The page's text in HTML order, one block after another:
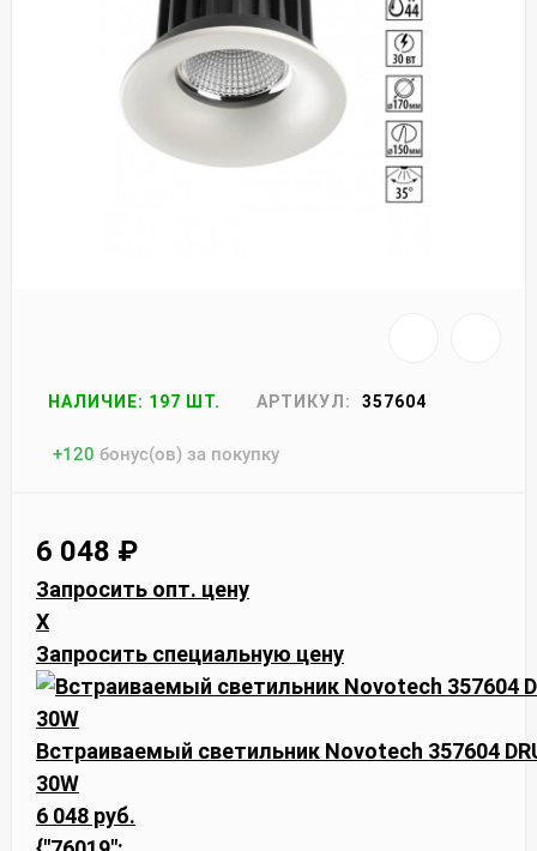
НАЛИЧИЕ: 197 ШТ. АРТИКУЛ: 357604
+120 бонус(ов) за покупку
6 048 ₽
Запросить опт. цену
X
Запросить специальную цену
Встраиваемый светильник Novotech 357604
30W
6 048 руб.